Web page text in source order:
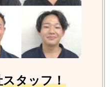
スタッフ！